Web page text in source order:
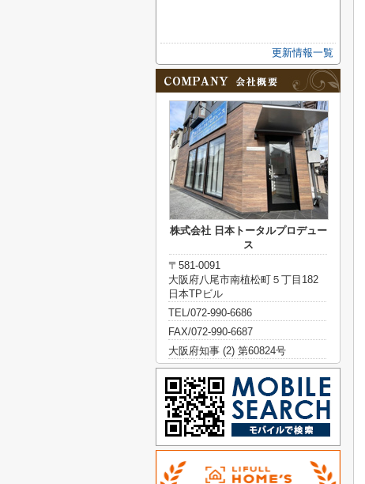
更新情報一覧
株式会社 日本トータルプロデュー
ス
〒581-0091
大阪府八尾市南植松町５丁目182
日本TPビル
TEL/072-990-6686
FAX/072-990-6687
大阪府知事 (2) 第60824号